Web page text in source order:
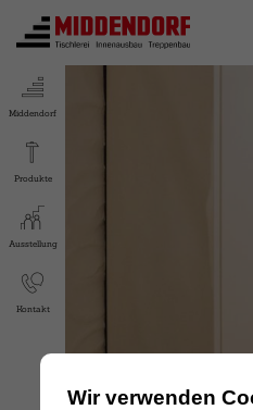
Middendorf
Produkte
Ausstellung
Kontakt
Wir verwenden